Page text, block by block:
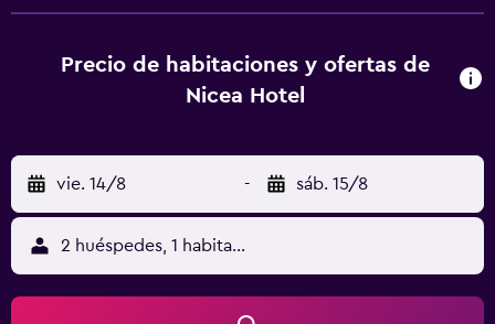
Los servicios para las personas de negocios incluyen
escritorio y teléfono. Se ofrece servicio de limpieza todos
Precio de habitaciones y ofertas de
Nicea Hotel
vie. 14/8 - sáb. 15/8
2 huéspedes, 1 habitación